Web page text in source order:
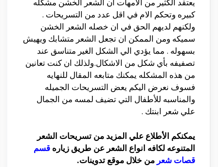
كبيره وتحكم الام في اقل عدد من التسريحات .
ولكنهم لديهم الحق في ان خصله الشعر الخشن
سميكه ومن الممكن ان تجعل الشعر متشابك ويهيش
بسهوله . مما يؤدي الي الشكل الغير متناسق عند
تصفيفه بأي شكل من الاشكال.ولذلك ان كنت تعانين
من هذه المشكله يمكنك متابعه المقال للنهايه
فسوف نعرض اليكم يعض التسريحات الجميله
والمناسبه للأطفال التي تضيف لمسه من الجمال
علي شعر ابنتك .
يمكنكم الأطلاع علي المزيد من تسريحات الشعر
المتنوعه لكافه انواع الشعر عن طريق زياره قسم
قصات شعر من خلال موقع تدوينات.